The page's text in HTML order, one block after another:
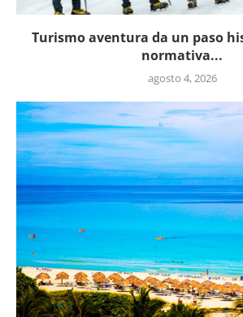
Turismo aventura da un paso
normativa...
agosto 4, 2026